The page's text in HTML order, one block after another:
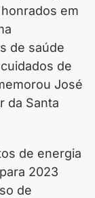
em
de saúde
de
José
da Santa
de energia
2023
de